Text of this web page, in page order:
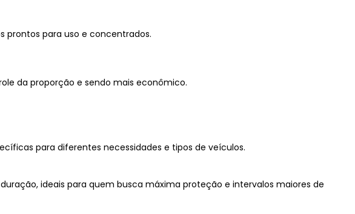
prontos para uso e concentrados.
da proporção e sendo mais econômico.
para diferentes necessidades e tipos de veículos.
ideais para quem busca máxima proteção e intervalos maiores de